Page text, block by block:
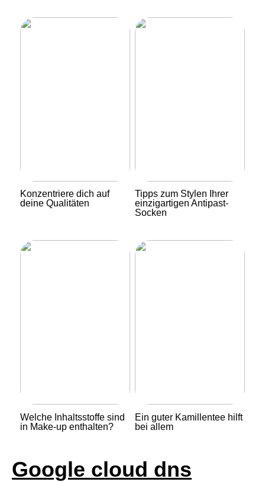
Konzentriere dich auf
deine Qualitäten
Tipps zum Stylen Ihrer
einzigartigen Antipast-
Socken
Welche Inhaltsstoffe sind
in Make-up enthalten?
Ein guter Kamillentee hilft
bei allem
Google cloud dns